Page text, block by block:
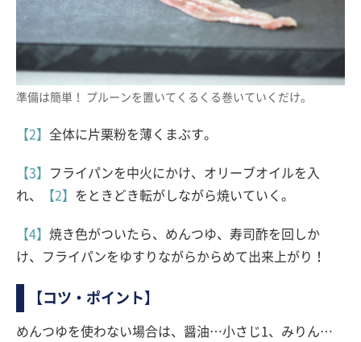
準備は簡単！ プルーンを置いてくるくる巻いていくだけ。
【2】 全体に片栗粉を薄くまぶす。
【3】
フライパンを中火にかけ、オリーブオイルを入
れ、
【2】 をときどき転がしながら焼いていく。
【4】 焼き色がついたら、めんつゆ、寿司酢を回しか
け、フライパンをゆすりながらからめて出来上がり！
【コツ・ポイント】
めんつゆを使わない場合は、醤油…小さじ1、みりん…